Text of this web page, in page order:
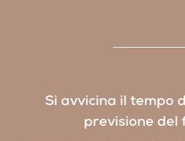
Si avvicina il tempo
previsione del